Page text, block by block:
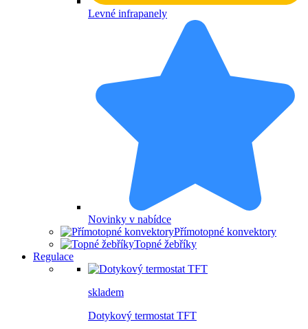
Levné infrapanely
Novinky v nabídce
Přímotopné konvektory
Topné žebříky
Regulace
skladem
Dotykový termostat TFT